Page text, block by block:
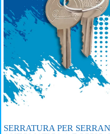
SERRATURA PER